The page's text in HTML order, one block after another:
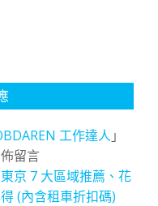
工作達人 」
留言
京 7 大區域推薦、花
(內含租車折扣碼)